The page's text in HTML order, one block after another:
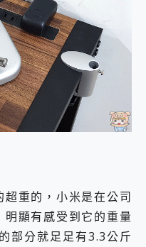
重的，小米是在公司
顯有感受到它的重量
部分就足足有3.3公斤